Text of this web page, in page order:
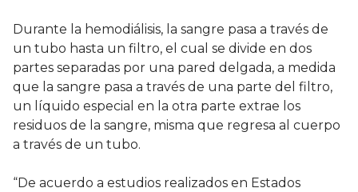
Durante la hemodiálisis, la sangre pasa a través de
un tubo hasta un filtro, el cual se divide en dos
partes separadas por una pared delgada, a medida
que la sangre pasa a través de una parte del filtro,
un líquido especial en la otra parte extrae los
residuos de la sangre, misma que regresa al cuerpo
a través de un tubo.
“De acuerdo a estudios realizados en Estados